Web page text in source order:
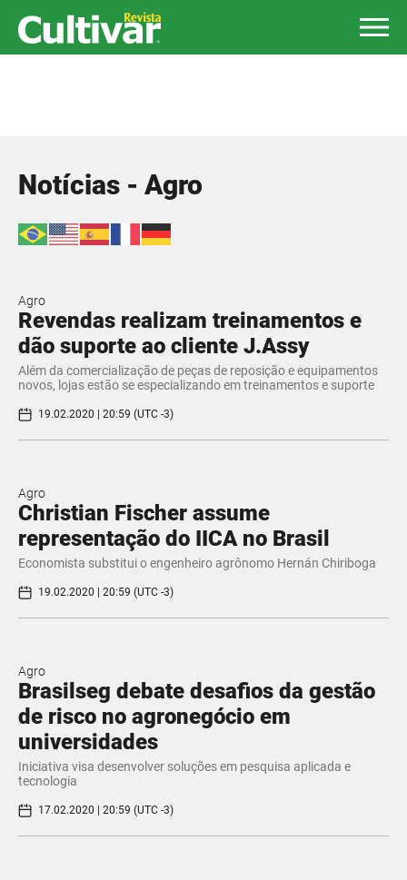
Notícias - Agro
Agro
Revendas realizam treinamentos e
dão suporte ao cliente J.Assy
Além da comercialização de peças de reposição e equipamentos
novos, lojas estão se especializando em treinamentos e suporte
19.02.2020 | 20:59 (UTC -3)
Agro
Christian Fischer assume
representação do IICA no Brasil
Economista substitui o engenheiro agrônomo Hernán Chiriboga
19.02.2020 | 20:59 (UTC -3)
Agro
Brasilseg debate desafios da gestão
de risco no agronegócio em
universidades
Iniciativa visa desenvolver soluções em pesquisa aplicada e
tecnologia
17.02.2020 | 20:59 (UTC -3)